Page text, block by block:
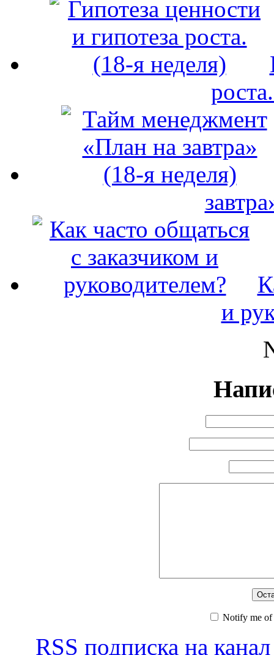
и
Notify me of
RSS подписка на